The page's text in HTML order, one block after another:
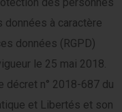
données à caractère
données (RGPD)
le 25 mai 2018.
décret n° 2018-687 du
et Libertés et son